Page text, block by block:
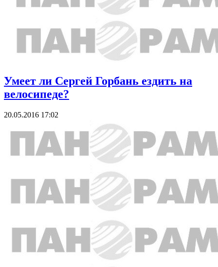
Умеет ли Сергей Горбань ездить на
велосипеде?
20.05.2016 17:02